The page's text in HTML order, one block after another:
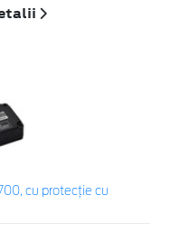
cu protecție cu